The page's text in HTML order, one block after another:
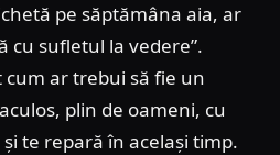
pe săptămâna aia, ar
cu sufletul la vedere”.
ar trebui să fie un
plin de oameni, cu
te repară în același timp.